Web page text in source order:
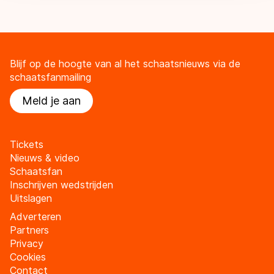
Blijf op de hoogte van al het schaatsnieuws via de
schaatsfanmailing
Meld je aan
Tickets
Nieuws & video
Schaatsfan
Inschrijven wedstrijden
Uitslagen
Adverteren
Partners
Privacy
Cookies
Contact